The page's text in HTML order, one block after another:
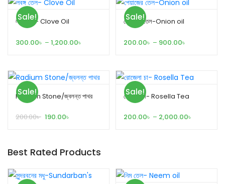
Sale!
লবঙ্গ তেল- Clove Oil
300.00৳ – 1,200.00৳
Sale!
পেয়াজের তেল-Onion oil
200.00৳ – 900.00৳
Sale!
Radium Stone/জ্বলন্ত পাথর
200.00৳ 190.00৳
Sale!
রোজেলা চা- Rosella Tea
200.00৳ – 2,000.00৳
Best Rated Products